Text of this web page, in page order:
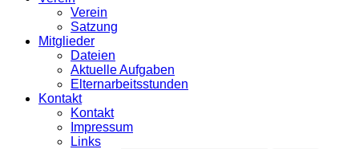
Verein
Satzung
Mitglieder
Dateien
Aktuelle Aufgaben
Elternarbeitsstunden
Kontakt
Kontakt
Impressum
Links